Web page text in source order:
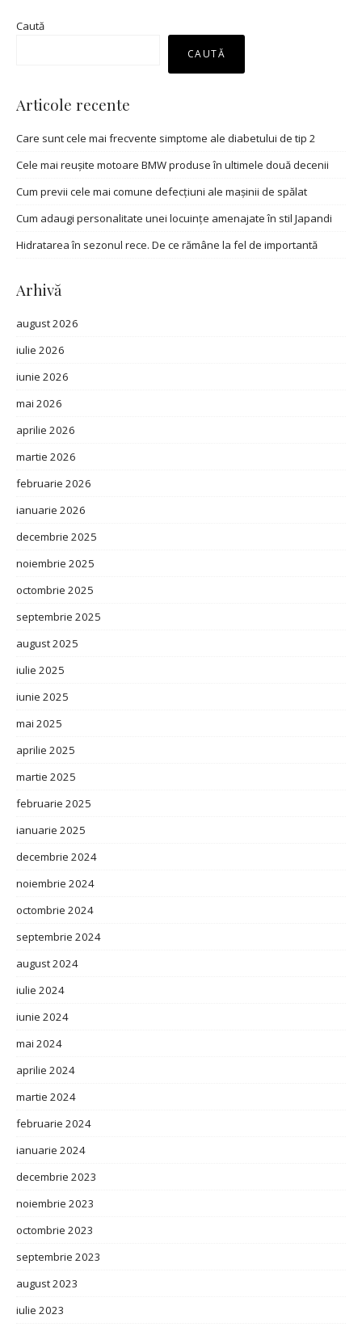
Caută
CAUTĂ
Articole recente
Care sunt cele mai frecvente simptome ale diabetului de tip 2
Cele mai reușite motoare BMW produse în ultimele două decenii
Cum previi cele mai comune defecțiuni ale mașinii de spălat
Cum adaugi personalitate unei locuințe amenajate în stil Japandi
Hidratarea în sezonul rece. De ce rămâne la fel de importantă
Arhivă
august 2026
iulie 2026
iunie 2026
mai 2026
aprilie 2026
martie 2026
februarie 2026
ianuarie 2026
decembrie 2025
noiembrie 2025
octombrie 2025
septembrie 2025
august 2025
iulie 2025
iunie 2025
mai 2025
aprilie 2025
martie 2025
februarie 2025
ianuarie 2025
decembrie 2024
noiembrie 2024
octombrie 2024
septembrie 2024
august 2024
iulie 2024
iunie 2024
mai 2024
aprilie 2024
martie 2024
februarie 2024
ianuarie 2024
decembrie 2023
noiembrie 2023
octombrie 2023
septembrie 2023
august 2023
iulie 2023